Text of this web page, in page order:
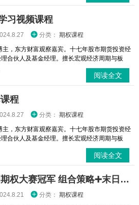
习视频课程
分类： 期权课程
，东方财富观察嘉宾。十七年股市期货投资经
合伙人及基金经理。擅长宏观经济周期与板
阅读全文
程
分类： 期权课程
，东方财富观察嘉宾。十七年股市期货投资经
合伙人及基金经理。擅长宏观经济周期与板
阅读全文
伽马期权董俸麟 全国期权大赛冠军 组合策略➕末日轮视频课程
分类： 期权课程